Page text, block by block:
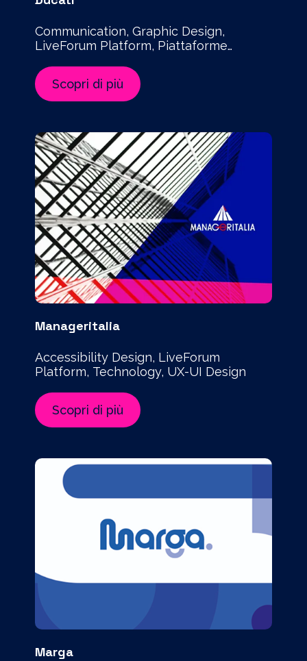
Communication, Graphic Design,
LiveForum Platform, Piattaforme
Scopri di più
Manageritalia
Accessibility Design, LiveForum
Platform, Technology, UX-UI Design
Scopri di più
Marga